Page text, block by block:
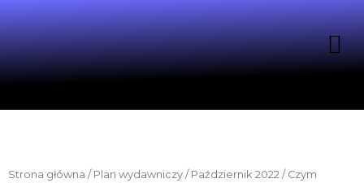
Strona główna / Plan wydawniczy / Październik 2022 / Czym